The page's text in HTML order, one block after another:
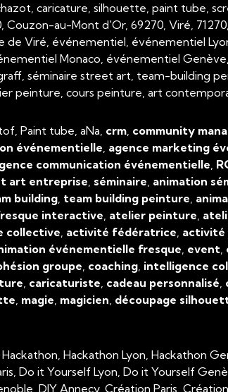
caricature, silhouette, paint tube,
au-Mont d'Or, 69270, Viré,
de Viré, événementiel, événementiel
Monaco, événementiel
séminaire street art, team-building
peinture, cours peinture, art
Paint tube, aNa, crm, community
événementielle, agence marketing
communication événementielle,
art entreprise, séminaire, animation
building, team building peinture,
interactive, atelier peinture,
collective, activité fédératrice, activité
événementielle fresque, event,
groupe, coaching, intelligence
, caricaturiste, cadeau personnalisé,
, magie, magicien, découpage
Hackathon Lyon, Hackathon
Do it Yourself Lyon, Do it Yourself
DIY Annecy, Création Paris,